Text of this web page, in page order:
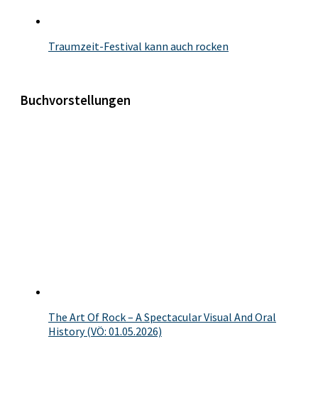
Traumzeit-Festival kann auch rocken
Buchvorstellungen
The Art Of Rock – A Spectacular Visual And Oral
History (VÖ: 01.05.2026)